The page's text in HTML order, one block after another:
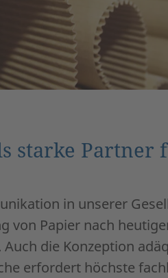
starke Partner
in unserer
von Papier nach
die Konzeption
erfordert höchste